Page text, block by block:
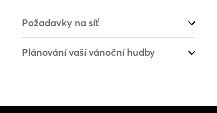
Požadavky na síť
Plánování vaší vánoční hudby